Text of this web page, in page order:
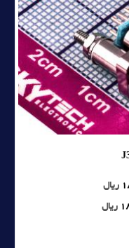
ریال
ریال